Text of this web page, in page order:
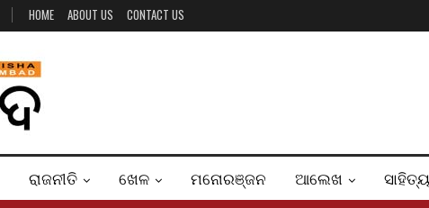
HOME ABOUT US CONTACT US
ରାଜନୀତି ଖେଳ ମନୋରଞ୍ଜନ ଆଲେଖ ସାହିତ୍ୟ